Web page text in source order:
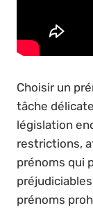
Choisir un
tâche
législation
restrictions,
prénoms qui
prénoms